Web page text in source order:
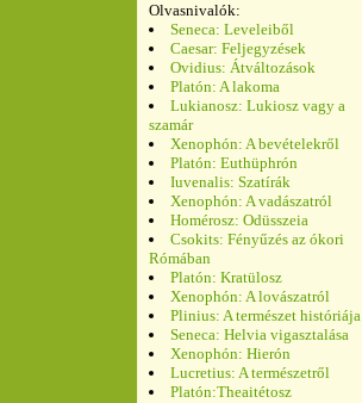
Olvasnivalók:
Seneca: Leveleiből
Caesar: Feljegyzések
Ovidius: Átváltozások
Platón: A lakoma
Lukianosz: Lukiosz vagy a
szamár
Xenophón: A bevételekről
Platón: Euthüphrón
Iuvenalis: Szatírák
Xenophón: A vadászatról
Homérosz: Odüsszeia
Csokits: Fényűzés az ókori
Rómában
Platón: Kratülosz
Xenophón: A lovászatról
Plinius: A természet históriája
Seneca: Helvia vigasztalása
Xenophón: Hierón
Lucretius: A természetről
Platón:Theaitétosz